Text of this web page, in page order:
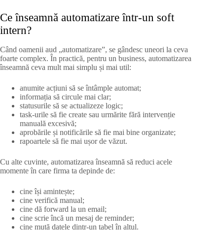
Ce înseamnă automatizare într-un soft
intern?
Când oamenii aud „automatizare”, se gândesc uneori la ceva
foarte complex. În practică, pentru un business, automatizarea
înseamnă ceva mult mai simplu și mai util:
anumite acțiuni să se întâmple automat;
informația să circule mai clar;
statusurile să se actualizeze logic;
task-urile să fie create sau urmărite fără intervenție
manuală excesivă;
aprobările și notificările să fie mai bine organizate;
rapoartele să fie mai ușor de văzut.
Cu alte cuvinte, automatizarea înseamnă să reduci acele
momente în care firma ta depinde de:
cine își amintește;
cine verifică manual;
cine dă forward la un email;
cine scrie încă un mesaj de reminder;
cine mută datele dintr-un tabel în altul.